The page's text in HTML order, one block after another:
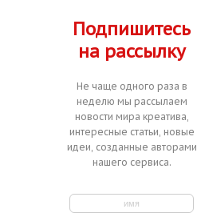
Подпишитесь
на рассылку
Не чаще одного раза в
неделю мы рассылаем
новости мира креатива,
интересные статьи, новые
идеи, созданные авторами
нашего сервиса.